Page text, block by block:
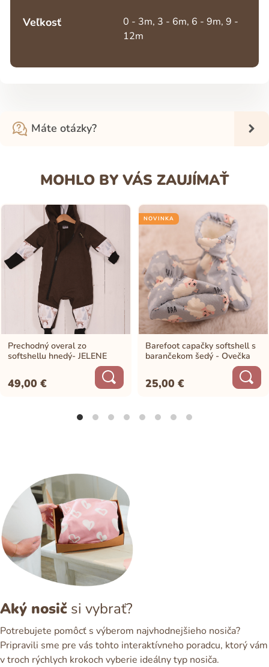
Veľkosť
0 - 3m, 3 - 6m, 6 - 9m, 9 -
12m
Máte otázky?
MOHLO BY VÁS ZAUJÍMAŤ
Prechodný overal zo
softshellu hnedý- JELENE
49,00€
NOVINKA
Barefoot capačky softshell s
barančekom šedý - Ovečka
25,00€
Aký nosič si vybrať?
Potrebujete pomôcť s výberom najvhodnejšieho nosiča?
Pripravili sme pre vás tohto interaktívneho poradcu, ktorý vám
v troch rýchlych krokoch vyberie ideálny typ nosiča.